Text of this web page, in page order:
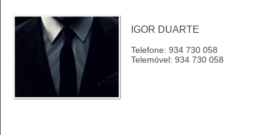
IGOR DUARTE
Telefone: 934 730 058
Telemóvel: 934 730 058